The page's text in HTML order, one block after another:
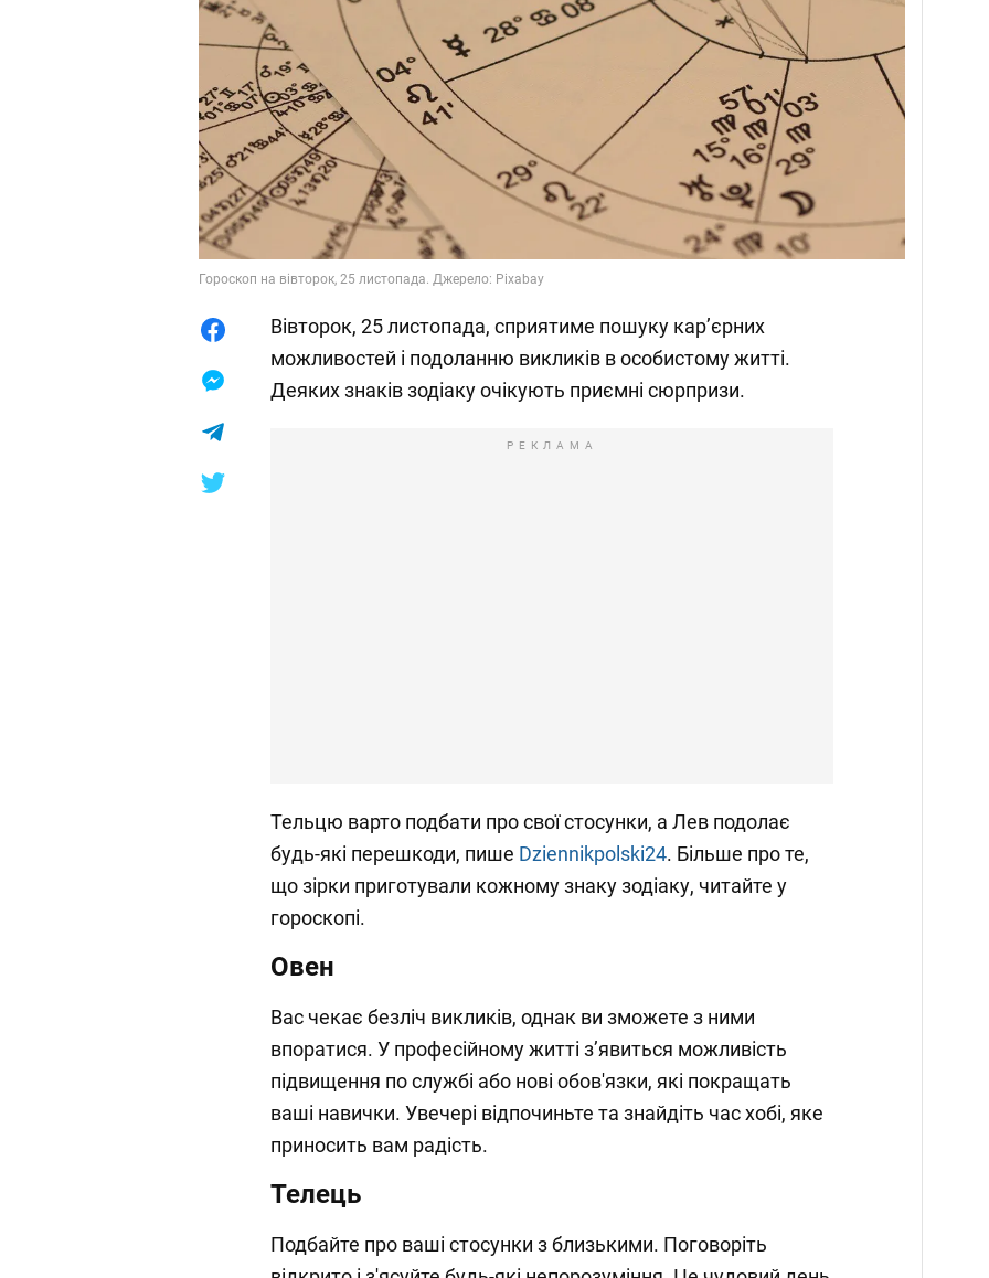
Гороскоп на вівторок, 25 листопада. Джерело: Pixabay
Вівторок, 25 листопада, сприятиме пошуку кар’єрних
можливостей і подоланню викликів в особистому житті.
Деяких знаків зодіаку очікують приємні сюрпризи.
РЕКЛАМА
Тельцю варто подбати про свої стосунки, а Лев подолає
будь-які перешкоди, пише Dziennikpolski24. Більше про те,
що зірки приготували кожному знаку зодіаку, читайте у
гороскопі.
Овен
Вас чекає безліч викликів, однак ви зможете з ними
впоратися. У професійному житті з’явиться можливість
підвищення по службі або нові обов'язки, які покращать
ваші навички. Увечері відпочиньте та знайдіть час хобі, яке
приносить вам радість.
Телець
Подбайте про ваші стосунки з близькими. Поговоріть